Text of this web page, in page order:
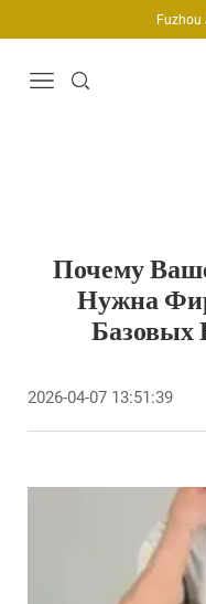
Fuzhou
Почему
Нужна
Базовых
2026-04-07 13:51:39